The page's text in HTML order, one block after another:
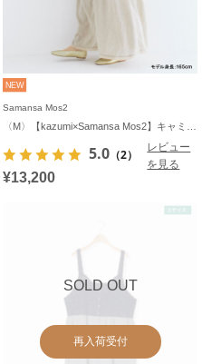
NEW
Samansa Mos2
5.0 （2）
レビュー
を見る
¥13,200
SOLD OUT
再入荷受付